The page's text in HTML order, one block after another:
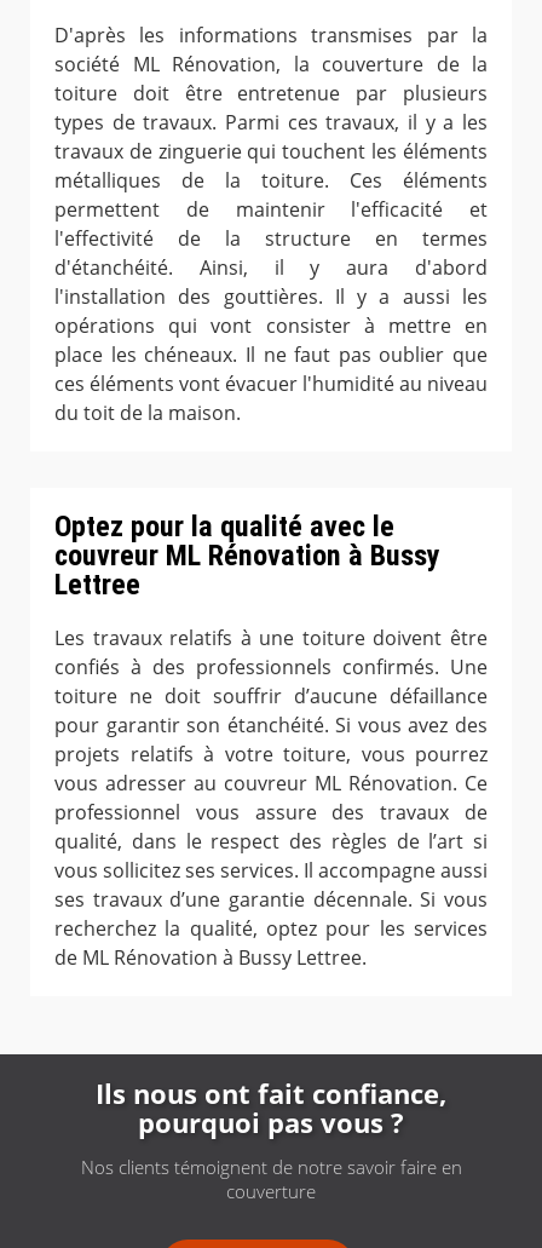
D'après les informations transmises par la
société ML Rénovation, la couverture de la
toiture doit être entretenue par plusieurs
types de travaux. Parmi ces travaux, il y a les
travaux de zinguerie qui touchent les éléments
métalliques de la toiture. Ces éléments
permettent de maintenir l'efficacité et
l'effectivité de la structure en termes
d'étanchéité. Ainsi, il y aura d'abord
l'installation des gouttières. Il y a aussi les
opérations qui vont consister à mettre en
place les chéneaux. Il ne faut pas oublier que
ces éléments vont évacuer l'humidité au niveau
du toit de la maison.
Optez pour la qualité avec le
couvreur ML Rénovation à Bussy
Lettree
Les travaux relatifs à une toiture doivent être
confiés à des professionnels confirmés. Une
toiture ne doit souffrir d’aucune défaillance
pour garantir son étanchéité. Si vous avez des
projets relatifs à votre toiture, vous pourrez
vous adresser au couvreur ML Rénovation. Ce
professionnel vous assure des travaux de
qualité, dans le respect des règles de l’art si
vous sollicitez ses services. Il accompagne aussi
ses travaux d’une garantie décennale. Si vous
recherchez la qualité, optez pour les services
de ML Rénovation à Bussy Lettree.
Ils nous ont fait confiance,
pourquoi pas vous ?
Nos clients témoignent de notre savoir faire en
couverture